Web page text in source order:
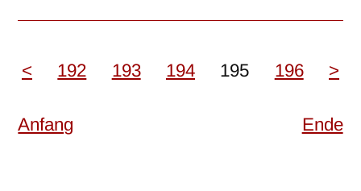
Anfang
< 192 193 194 195 196 >
Ende